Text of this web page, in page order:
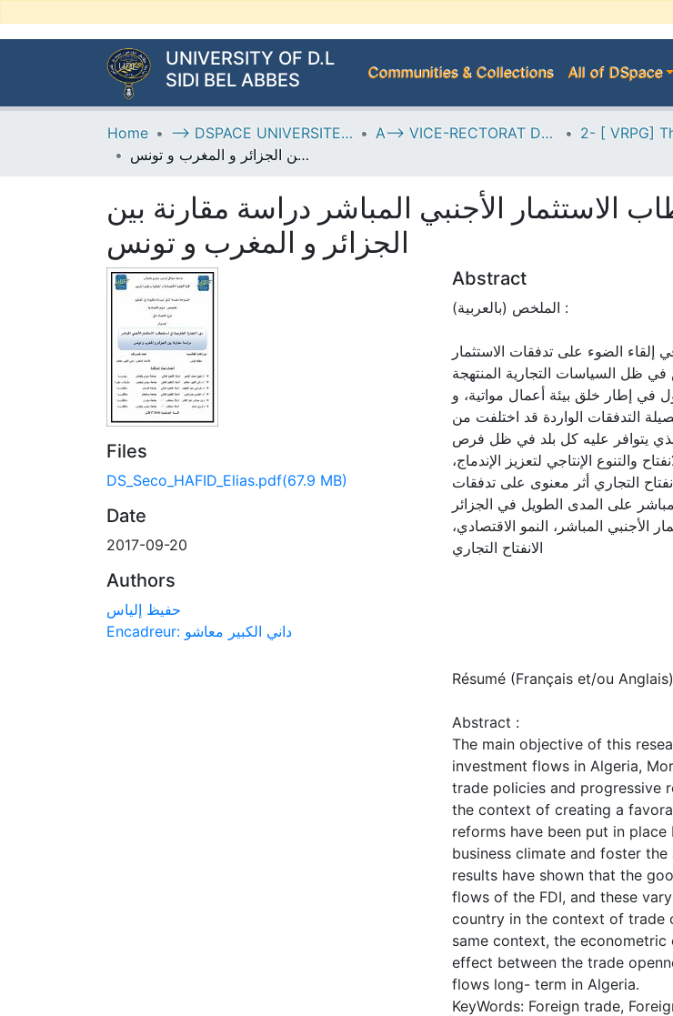
UNIVERSITY OF D.L
SIDI BEL ABBES
Communities & Collections All of DSpace
Home --> DSPACE UNIVERSITE DJILALLI LIABES DE SIDI BEL ABBES A--> VICE-RECTORAT DE LA POST-GRADUATION
دور التجارة الخارجية في استقطاب الاستثمار الأجنبي المباشر دراسة مقارنة بين الجزائر و المغرب و تونس
الاستثمار الأجنبي المباشر دراسة مقارنة بين
الجزائر و المغرب و تونس
Files
DS_Seco_HAFID_Elias.pdf(67.9 MB)
Date
2017-09-20
Authors
حفيظ إلياس
Encadreur: داني الكبير معاشو
Abstract
الملخص (بالعربية) :
الضوء على تدفقات الاستثمار
ظل السياسات التجارية المنتهجة
في إطار خلق بيئة أعمال مواتية، و
التدفقات الواردة قد اختلفت من
يتوافر عليه كل بلد في ظل فرص
والتنوع الإنتاجي لتعزيز الإندماج،
التجاري أثر معنوى على تدفقات
على المدى الطويل في الجزائر.
الأجنبي المباشر، النمو الاقتصادي،
الانفتاح التجاري
Résumé (Français et/ou
Abstract :
The main objective of this
investment flows in Algeria,
trade policies and progressive
the context of creating a
reforms have been put in
business climate and foster
results have shown that the
flows of the FDI, and these
country in the context of trade
same context, the
effect between the trade
flows long- term in Algeria.
KeyWords: Foreign trade,